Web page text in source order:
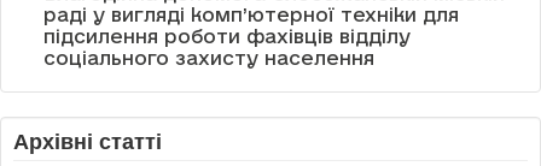
раді у вигляді комп’ютерної техніки для
підсилення роботи фахівців відділу
соціального захисту населення
Архівні статті